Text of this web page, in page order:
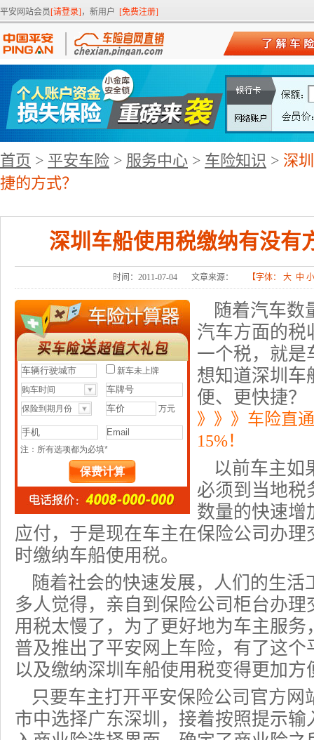
平安网站会员[请登录] ，新用户 [免费注册]
首页 > 平安车险 > 服务中心 > 车险知识 > 深
捷的方式？
深圳车船使用税缴纳有没有
时间：2011-07-04 文章来源： 【字体： 大 中 小
随着汽车数
汽车方面的税
一个税，就是
想知道深圳车
便、更快捷？
》》》车险直
15%！
以前车主如
必须到当地税
数量的快速增
应付，于是现在车主在保险公司办
时缴纳车船使用税。
随着社会的快速发展，人们的生活
多人觉得，亲自到保险公司柜台办
用税太慢了，为了更好地为车主服
普及推出了平安网上车险，有了这
以及缴纳深圳车船使用税变得更加方
只要车主打开平安保险公司官方网
市中选择广东深圳，接着按照提示